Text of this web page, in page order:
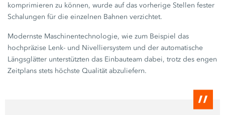
komprimieren zu können, wurde auf das vorherige Stellen fester
Schalungen für die einzelnen Bahnen verzichtet.
Modernste Maschinentechnologie, wie zum Beispiel das
hochpräzise Lenk- und Nivelliersystem und der automatische
Längsglätter unterstützten das Einbauteam dabei, trotz des engen
Zeitplans stets höchste Qualität abzuliefern.